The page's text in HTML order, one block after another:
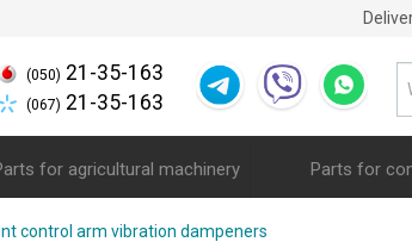
(050) 21-35-163
(067) 21-35-163
for agricultural machinery Parts for
control arm vibration dampeners